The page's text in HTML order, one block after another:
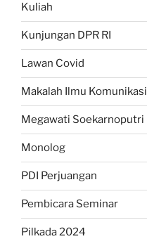
Kuliah
Kunjungan DPR RI
Lawan Covid
Makalah Ilmu Komunikasi
Megawati Soekarnoputri
Monolog
PDI Perjuangan
Pembicara Seminar
Pilkada 2024